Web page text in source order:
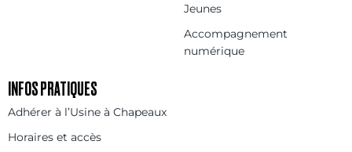
Jeunes
Accompagnement
numérique
INFOS PRATIQUES
Adhérer à l’Usine à Chapeaux
Horaires et accès